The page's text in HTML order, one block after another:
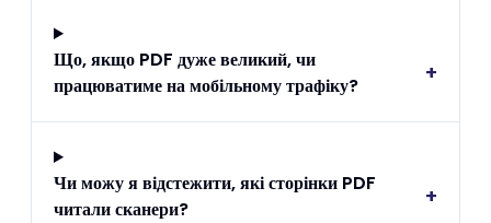
Що, якщо PDF дуже великий, чи
працюватиме на мобільному трафіку?
+
Чи можу я відстежити, які сторінки PDF
читали сканери?
+